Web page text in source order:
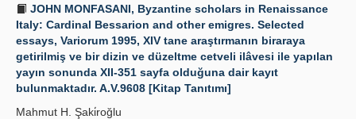
JOHN MONFASANI, Byzantine scholars in Renaissance
Italy: Cardinal Bessarion and other emigres. Selected
essays, Variorum 1995, XIV tane araştırmanın biraraya
getirilmiş ve bir dizin ve düzeltme cetveli ilâvesi ile yapılan
yayın sonunda XII-351 sayfa olduğuna dair kayıt
bulunmaktadır. A.V.9608 [Kitap Tanıtımı]
Mahmut H. Şaki̇roğlu